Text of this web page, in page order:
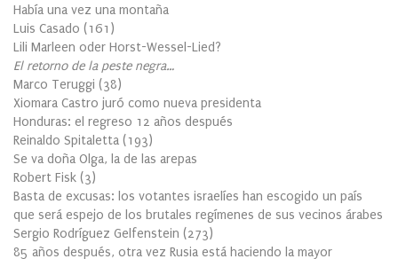
Había una vez una montaña
Luis Casado (161 )
Lili Marleen oder Horst-Wessel-Lied?
El retorno de la peste negra…
Marco Teruggi (38)
Xiomara Castro juró como nueva presidenta
Honduras: el regreso 12 años después
Reinaldo Spitaletta (193)
Se va doña Olga, la de las arepas
Robert Fisk (3)
Basta de excusas: los votantes israelíes han escogido un país
que será espejo de los brutales regímenes de sus vecinos árabes
Sergio Rodríguez Gelfenstein (273)
85 años después, otra vez Rusia está haciendo la mayor